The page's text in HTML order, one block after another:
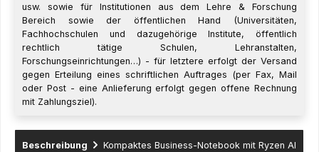
usw. sowie für Institutionen aus dem Lehre & Forschung
Bereich sowie der öffentlichen Hand (Universitäten,
Fachhochschulen und dazugehörige Institute, öffentlich
rechtlich tätige Schulen, Lehranstalten,
Forschungseinrichtungen…) - für letztere erfolgt der Versand
gegen Erteilung eines schriftlichen Auftrages (per Fax, Mail
oder Post - eine Anlieferung erfolgt gegen offene Rechnung
mit Zahlungsziel).
Beschreibung
Kompaktes Business-Notebook mit Ryzen AI